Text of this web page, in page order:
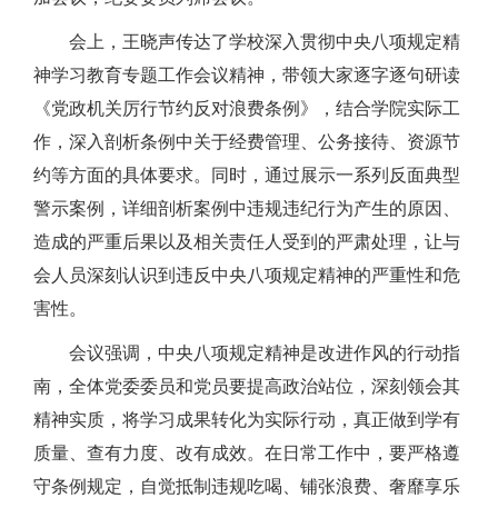
会上，王晓声传达了学校深入贯彻中央八项规定精
神学习教育专题工作会议精神，带领大家逐字逐句研读
《党政机关厉行节约反对浪费条例》，结合学院实际工
作，深入剖析条例中关于经费管理、公务接待、资源节
约等方面的具体要求。同时，通过展示一系列反面典型
警示案例，详细剖析案例中违规违纪行为产生的原因、
造成的严重后果以及相关责任人受到的严肃处理，让与
会人员深刻认识到违反中央八项规定精神的严重性和危
害性。
会议强调，中央八项规定精神是改进作风的行动指
南，全体党委委员和党员要提高政治站位，深刻领会其
精神实质，将学习成果转化为实际行动，真正做到学有
质量、查有力度、改有成效。在日常工作中，要严格遵
守条例规定，自觉抵制违规吃喝、铺张浪费、奢靡享乐